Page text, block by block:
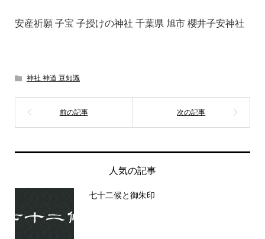
安産祈願 子宝 子授けの神社 千葉県 旭市 櫻井子安神社
神社 神道 豆知識
人気の記事
七十二候と御朱印